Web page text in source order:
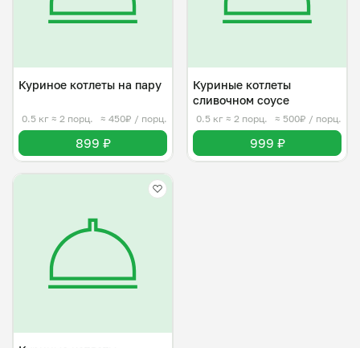
Куриное котлеты на пару
0.5 кг ≈ 2 порц. ≈ 450₽ / порц.
899 ₽
Куриные котлеты
сливочном соусе
0.5 кг ≈ 2 порц. ≈ 500₽ / порц.
999 ₽